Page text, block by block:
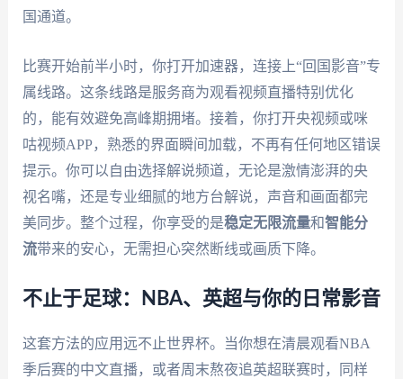
国通道。
比赛开始前半小时，你打开加速器，连接上“回国影音”专
属线路。这条线路是服务商为观看视频直播特别优化
的，能有效避免高峰期拥堵。接着，你打开央视频或咪
咕视频APP，熟悉的界面瞬间加载，不再有任何地区错误
提示。你可以自由选择解说频道，无论是激情澎湃的央
视名嘴，还是专业细腻的地方台解说，声音和画面都完
美同步。整个过程，你享受的是稳定无限流量和智能分
流带来的安心，无需担心突然断线或画质下降。
不止于足球：NBA、英超与你的日常影音
这套方法的应用远不止世界杯。当你想在清晨观看NBA
季后赛的中文直播，或者周末熬夜追英超联赛时，同样